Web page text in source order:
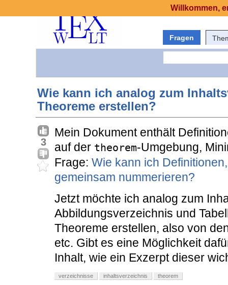
Fragen
Wie kann ich analog zum
Theoreme erstellen?
3
Mein Dokument enthält
auf der theorem-Umgebung,
Frage: Wie kann ich
gemeinsam nummerieren?
Jetzt möchte ich analog zum
Abbildungsverzeichnis und
Theoreme erstellen, also von
etc. Gibt es eine Möglichkeit
Inhalt, wie ein Exzerpt dieser
verzeichnisse inhaltsverzeichnis theorem
Willkommen,